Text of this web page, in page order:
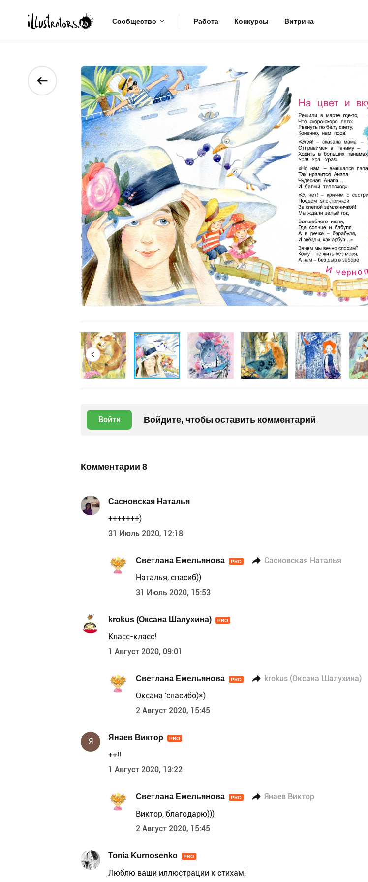
Сообщество Работа Конкурсы Витрина
Войти Войдите, чтобы оставить комментарий
Комментарии 8
Сасновская Наталья
+++++++)
31 Июль 2020, 12:18
Светлана Емельянова PRO Сасновская Наталья
Наталья, спасиб))
31 Июль 2020, 15:53
krokus (Оксана Шалухина) PRO
Класс-класс!
1 Август 2020, 09:01
Светлана Емельянова PRO krokus (Оксана Шалухина)
Оксана 'спасибо)×)
2 Август 2020, 15:45
Я Янаев Виктор PRO
++!!
1 Август 2020, 13:22
Светлана Емельянова PRO Янаев Виктор
Виктор, благодарю)))
2 Август 2020, 15:45
Tonia Kurnosenko PRO
Люблю ваши иллюстрации к стихам!